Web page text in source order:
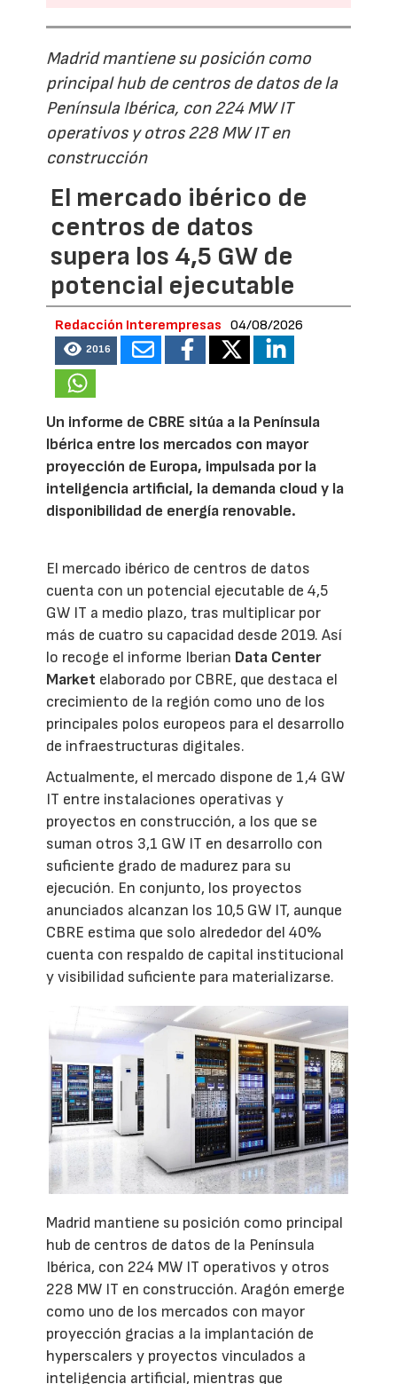
Madrid mantiene su posición como
principal hub de centros de datos de la
Península Ibérica, con 224 MW IT
operativos y otros 228 MW IT en
construcción
El mercado ibérico de
centros de datos
supera los 4,5 GW de
potencial ejecutable
Redacción Interempresas 04/08/2026
2016
Un informe de CBRE sitúa a la Península
Ibérica entre los mercados con mayor
proyección de Europa, impulsada por la
inteligencia artificial, la demanda cloud y la
disponibilidad de energía renovable.
El mercado ibérico de centros de datos
cuenta con un potencial ejecutable de 4,5
GW IT a medio plazo, tras multiplicar por
más de cuatro su capacidad desde 2019. Así
lo recoge el informe Iberian Data Center
Market elaborado por CBRE, que destaca el
crecimiento de la región como uno de los
principales polos europeos para el desarrollo
de infraestructuras digitales.
Actualmente, el mercado dispone de 1,4 GW
IT entre instalaciones operativas y
proyectos en construcción, a los que se
suman otros 3,1 GW IT en desarrollo con
suficiente grado de madurez para su
ejecución. En conjunto, los proyectos
anunciados alcanzan los 10,5 GW IT, aunque
CBRE estima que solo alrededor del 40%
cuenta con respaldo de capital institucional
y visibilidad suficiente para materializarse.
Madrid mantiene su posición como principal
hub de centros de datos de la Península
Ibérica, con 224 MW IT operativos y otros
228 MW IT en construcción. Aragón emerge
como uno de los mercados con mayor
proyección gracias a la implantación de
hyperscalers y proyectos vinculados a
inteligencia artificial, mientras que